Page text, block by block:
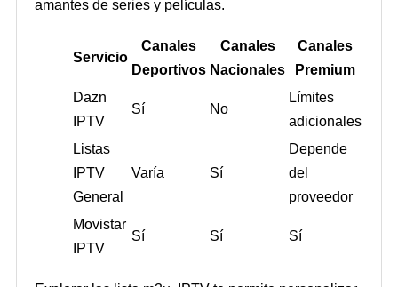
amantes de series y películas.
Servicio
Canales
Deportivos
Canales
Nacionales
Canales
Premium
Dazn
IPTV
Sí No
Límites
adicionales
Listas
IPTV
General
Varía Sí
Depende
del
proveedor
Movistar
IPTV
Sí Sí Sí